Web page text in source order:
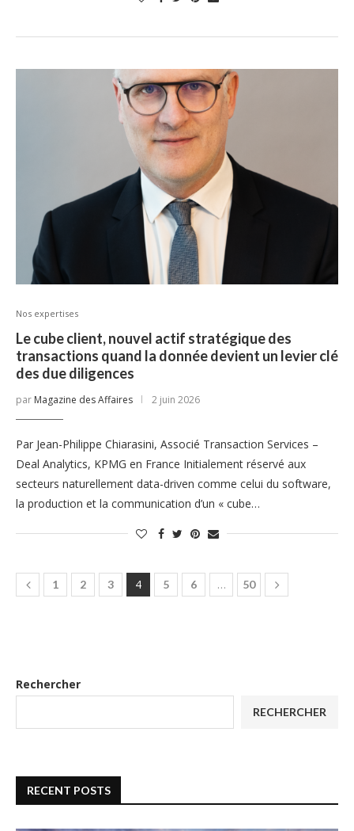
Nos expertises
Le cube client, nouvel actif stratégique des
transactions quand la donnée devient un levier clé
des due diligences
par Magazine des Affaires 2 juin 2026
Par Jean-Philippe Chiarasini, Associé Transaction Services –
Deal Analytics, KPMG en France Initialement réservé aux
secteurs naturellement data-driven comme celui du software,
la production et la communication d’un « cube…
1 2 3 4 5 6 … 50
Rechercher
RECHERCHER
RECENT POSTS